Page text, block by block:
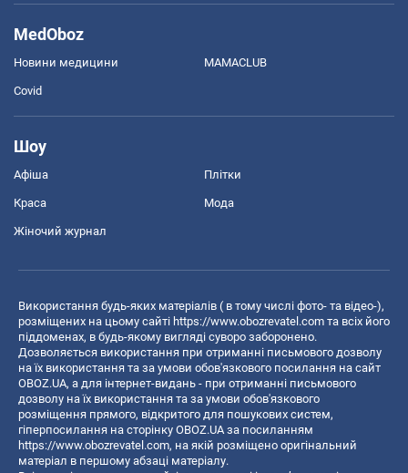
MedOboz
Новини медицини MAMACLUB
Covid
Шоу
Афіша Плітки
Краса Мода
Жіночий журнал
Використання будь-яких матеріалів ( в тому числі фото- та відео-),
розміщених на цьому сайті https://www.obozrevatel.com та всіх його
піддоменах, в будь-якому вигляді суворо заборонено.
Дозволяється використання при отриманні письмового дозволу
на їх використання та за умови обов'язкового посилання на сайт
OBOZ.UA, а для інтернет-видань - при отриманні письмового
дозволу на їх використання та за умови обов'язкового
розміщення прямого, відкритого для пошукових систем,
гіперпосилання на сторінку OBOZ.UA за посиланням
https://www.obozrevatel.com, на якій розміщено оригінальний
матеріал в першому абзаці матеріалу.